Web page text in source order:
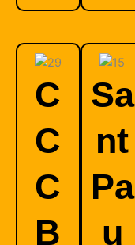
C
C
C
B
Sa
nt
Pa
u